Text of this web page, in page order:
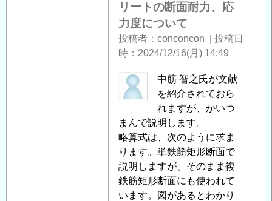
Re:
リートの断面耐力、応
力度について
投稿者 conconcon
投稿日
時
2024/12/16(月) 14:49
匿
名
稿
者
に
よ
る
「 Re:
中筋 智之氏が文献
を紹介されておら
れますが、かいつ
まんで説明します。
略算式は、次のように求ま
ります。単鉄筋矩形断面で
説明しますが、そのまま複
鉄筋矩形断面にも使われて
います。図があるとわかり